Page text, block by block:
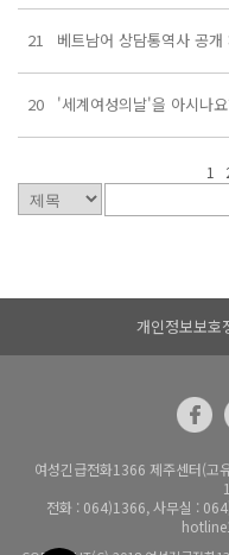
21 베트남어 상담통역사 공개
20 '세계여성의날'을 아시나
1
개인정보보호
여성긴급전화1366 제주센터(
전화 : 064)1366, 사무실 :